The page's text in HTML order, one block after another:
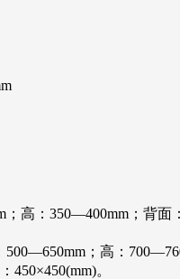
高：350—400mm；背面
；高：
。